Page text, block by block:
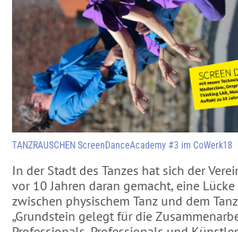
TANZRAUSCHEN ScreenDanceAcademy #3 im CoWerk18
In der Stadt des Tanzes hat sich der
vor 10 Jahren daran gemacht, eine
zwischen physischem Tanz und dem
„Grundstein gelegt für die